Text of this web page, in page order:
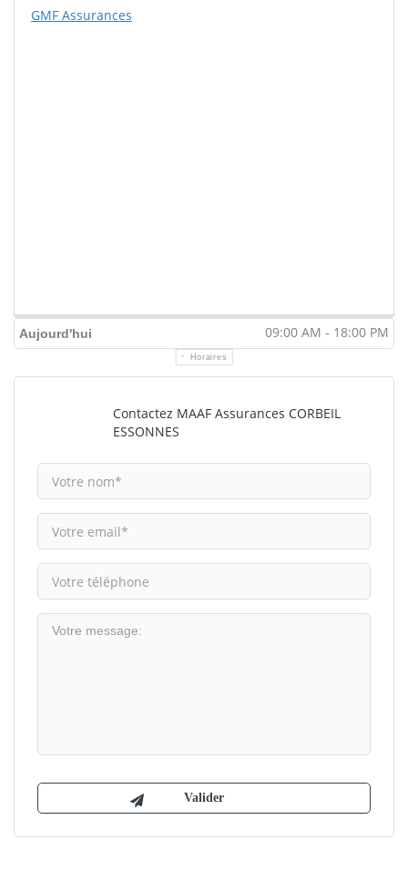
GMF Assurances
Aujourd'hui 09:00 AM - 18:00 PM
Horaires
Contactez MAAF Assurances CORBEIL
ESSONNES